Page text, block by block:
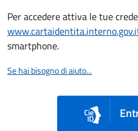
Per accedere attiva le tue
smartphone.
Se hai bisogno di aiuto...